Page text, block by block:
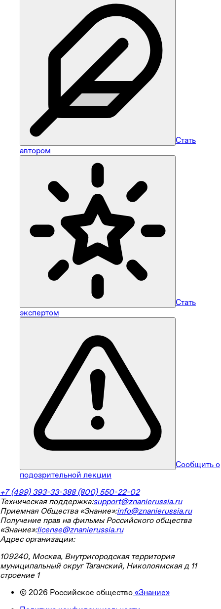
Стать
автором
Стать
экспертом
Сообщить о
подозрительной лекции
+7 (499) 393-33-388 (800) 550-22-02
Техническая поддержка:support@znanierussia.ru
Приемная Общества «Знание»:info@znanierussia.ru
Получение прав на фильмы Российского общества
«Знание»:license@znanierussia.ru
Адрес организации:
109240, Москва, Внутригородская территория
муниципальный округ Таганский, Николоямская д 11
строение 1
© 2026 Российское общество «Знание»